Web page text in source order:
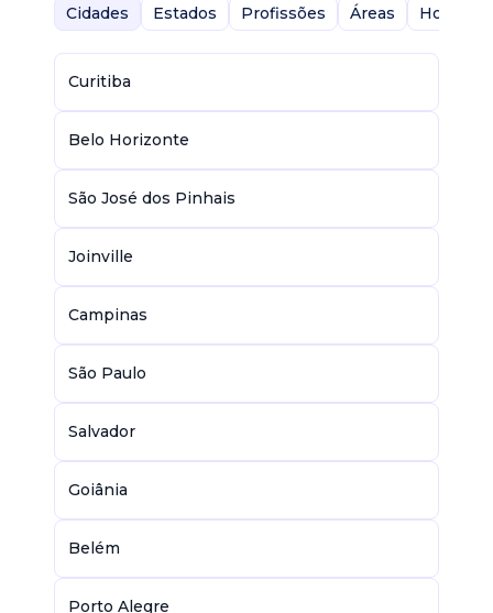
Cidades
Estados Profissões Áreas Home-
Curitiba
Belo Horizonte
São José dos Pinhais
Joinville
Campinas
São Paulo
Salvador
Goiânia
Belém
Porto Alegre